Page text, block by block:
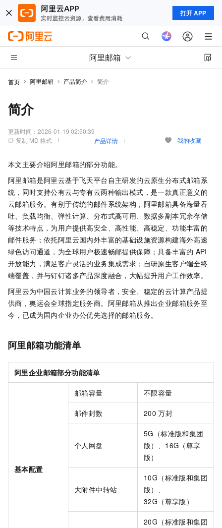
打开 APP
阿里邮箱
首页 阿里邮箱 产品简介 简介
简介
更新时间： 2026-01-19 02:50:39
复制 MD 格式
产品详情 我的收藏
本文主要介绍阿里邮箱的部分功能。
阿里邮箱是阿里云基于飞天平台自主研发的云原生分布式邮箱系
统，同时支持公有云与专有云两种输出模式，是一款真正意义的
云邮箱服务。有别于传统的邮件系统架构，阿里邮箱具备海量吞
吐、负载均衡、弹性计算、分布式高可用、数据多副本冗余存储
等技术特点，为用户提供高安全、高性能、高稳定、功能丰富的
邮件服务；依托阿里云国内外丰富的基础设施资源构建海外高速
绿色访问通道，为全球用户极速畅邮提供保障；具备丰富的 API
开放能力，满足客户灵活的业务集成需求；自研原生客户端全终
端覆盖，并与钉钉诸多产品深度融合，大幅提升用户工作效率。
阿里云为中国云计算业务的领导者，安全、稳定的云计算产品提
供商，奥运会全球指定服务商。阿里邮箱从推出企业邮箱服务至
今，已成为国内企业办公优先选择的邮箱服务。
阿里邮箱功能清单
阿里企业邮箱部分功能清单
基本配置
邮箱容量 不限容量
邮件封数 200 万封
个人网盘
5G（标准版和集团
版）、16G（尊享
版）
大附件中转站
10G（标准版和集团
版）、
32G（尊享版）
20G（标准版和集团